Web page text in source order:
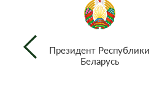
Президент Республики
Беларусь